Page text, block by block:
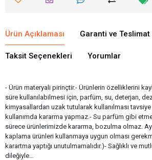
Ürün Açıklaması Garanti ve Teslimat
Taksit Seçenekleri Yorumlar
- Ürün materyali pirinçtir.- Ürünlerin özelliklerini
süre kullanılabilmesi için, parfüm, su, deterjan,
kimyasallardan uzak tutularak kullanılması
kullanımda kararma yapmaz.- Su parfüm gibi
sürece ürünlerimizde kararma, bozulma olmaz.
kaplama ürünleri kullanmaya uygun olması
karartma yaptığı unutulmamalıdır.)- Sağlıklı ve
dileğiyle…